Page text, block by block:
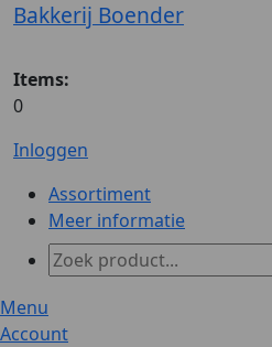
Bakkerij Boender
Items:
0
Inloggen
Assortiment
Meer informatie
Menu
Account